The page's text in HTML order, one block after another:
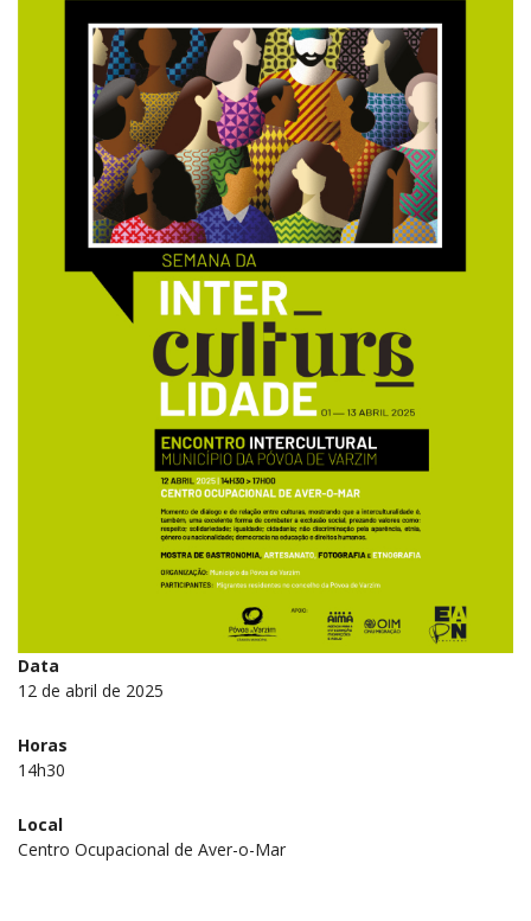
Data
12 de abril de 2025
Horas
14h30
Local
Centro Ocupacional de Aver-o-Mar